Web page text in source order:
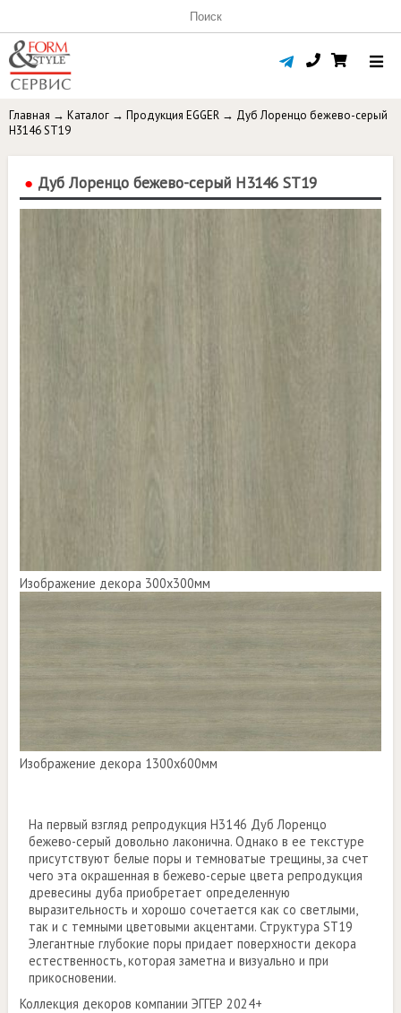
Главная → Каталог → Продукция EGGER → Дуб Лоренцо бежево-серый
H3146 ST19
● Дуб Лоренцо бежево-серый H3146 ST19
Изображение декора 300х300мм
Изображение декора 1300х600мм
На первый взгляд репродукция H3146 Дуб Лоренцо
бежево-серый довольно лаконична. Однако в ее текстуре
присутствуют белые поры и темноватые трещины, за счет
чего эта окрашенная в бежево-серые цвета репродукция
древесины дуба приобретает определенную
выразительность и хорошо сочетается как со светлыми,
так и с темными цветовыми акцентами. Структура ST19
Элегантные глубокие поры придает поверхности декора
естественность, которая заметна и визуально и при
прикосновении.
Коллекция декоров компании ЭГГЕР 2024+